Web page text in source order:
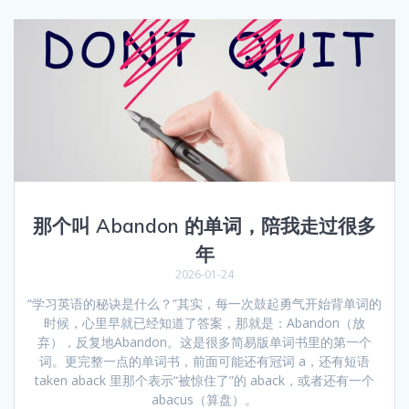
那个叫 Abandon 的单词，陪我走过很多
年
2026-01-24
“学习英语的秘诀是什么？”其实，每一次鼓起勇气开始背单词的
时候，心里早就已经知道了答案，那就是：Abandon（放
弃），反复地Abandon。这是很多简易版单词书里的第一个
词。更完整一点的单词书，前面可能还有冠词 a，还有短语
taken aback 里那个表示“被惊住了”的 aback，或者还有一个
abacus（算盘）。